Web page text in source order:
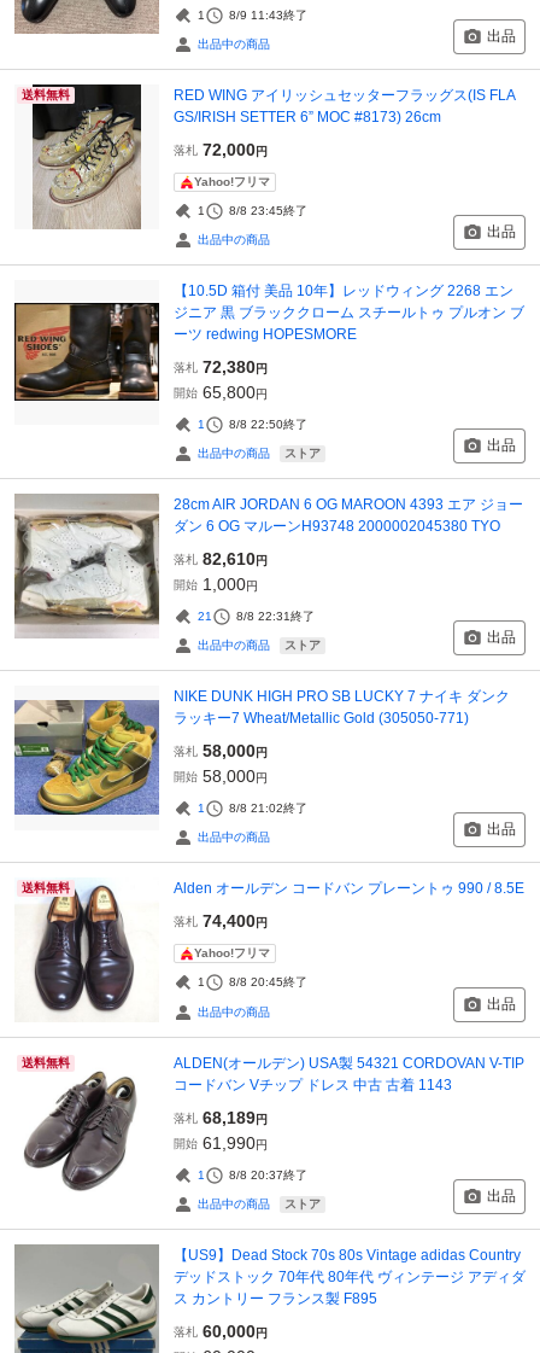
1 8/9 11:43終了
出品中の商品 出品
送料無料
RED WING アイリッシュセッターフラッグス(IS FLA
GS/IRISH SETTER 6” MOC #8173) 26cm
落札 72,000円
Yahoo!フリマ
1 8/8 23:45終了
出品中の商品 出品
【10.5D 箱付 美品 10年】レッドウィング 2268 エン
ジニア 黒 ブラッククローム スチールトゥ プルオン ブ
ーツ redwing HOPESMORE
落札 72,380円
開始 65,800円
1 8/8 22:50終了
出品中の商品 ストア 出品
28cm AIR JORDAN 6 OG MAROON 4393 エア ジョー
ダン 6 OG マルーンH93748 2000002045380 TYO
落札 82,610円
開始 1,000円
21 8/8 22:31終了
出品中の商品 ストア 出品
NIKE DUNK HIGH PRO SB LUCKY 7 ナイキ ダンク
ラッキー7 Wheat/Metallic Gold (305050-771)
落札 58,000円
開始 58,000円
1 8/8 21:02終了
出品中の商品 出品
送料無料 Alden オールデン コードバン プレーントゥ 990 / 8.5E
落札 74,400円
Yahoo!フリマ
1 8/8 20:45終了
出品中の商品 出品
送料無料
ALDEN(オールデン) USA製 54321 CORDOVAN V-TIP
コードバン Vチップ ドレス 中古 古着 1143
落札 68,189円
開始 61,990円
1 8/8 20:37終了
出品中の商品 ストア 出品
【US9】Dead Stock 70s 80s Vintage adidas Country
デッドストック 70年代 80年代 ヴィンテージ アディダ
ス カントリー フランス製 F895
落札 60,000円